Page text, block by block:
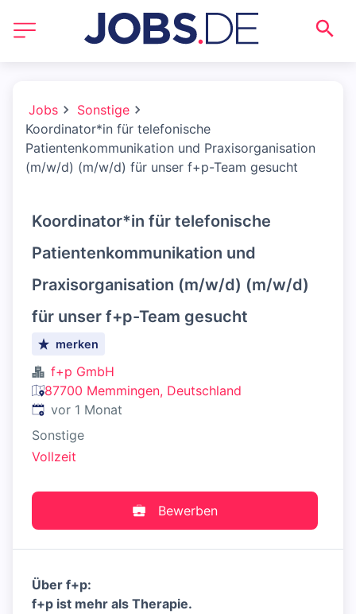
Jobs
Sonstige
Koordinator*in für telefonische
Patientenkommunikation und Praxisorganisation
(m/w/d) (m/w/d) für unser f+p-Team gesucht
Koordinator*in für telefonische
Patientenkommunikation und
Praxisorganisation (m/w/d) (m/w/d)
für unser f+p-Team gesucht
merken
f+p GmbH
87700 Memmingen, Deutschland
Veröffentlicht:
vor 1 Monat
Sonstige
Vollzeit
Bewerben
Über f+p:
f+p ist mehr als Therapie.